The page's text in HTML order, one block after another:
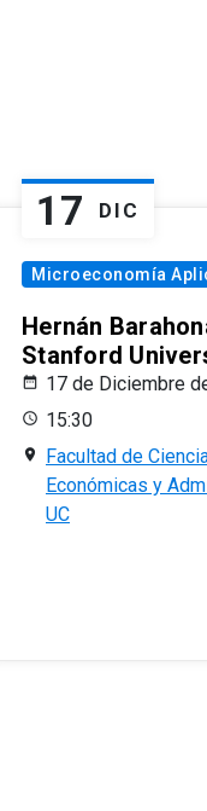
17 DIC
Microeconomía
Hernán
Stanford
17 de Diciembre
15:30
Facultad de
Económicas y
UC